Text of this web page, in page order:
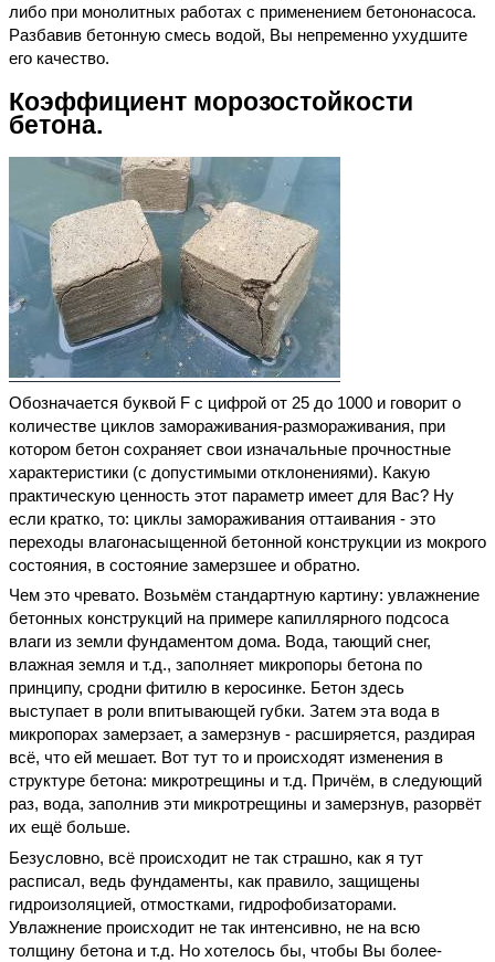
либо при монолитных работах с применением бетононасоса.
Разбавив бетонную смесь водой, Вы непременно ухудшите
его качество.
Коэффициент морозостойкости
бетона.
Обозначается буквой F с цифрой от 25 до 1000 и говорит о
количестве циклов замораживания-размораживания, при
котором бетон сохраняет свои изначальные прочностные
характеристики (с допустимыми отклонениями). Какую
практическую ценность этот параметр имеет для Вас? Ну
если кратко, то: циклы замораживания оттаивания - это
переходы влагонасыщенной бетонной конструкции из мокрого
состояния, в состояние замерзшее и обратно.
Чем это чревато. Возьмём стандартную картину: увлажнение
бетонных конструкций на примере капиллярного подсоса
влаги из земли фундаментом дома. Вода, тающий снег,
влажная земля и т.д., заполняет микропоры бетона по
принципу, сродни фитилю в керосинке. Бетон здесь
выступает в роли впитывающей губки. Затем эта вода в
микропорах замерзает, а замерзнув - расширяется, раздирая
всё, что ей мешает. Вот тут то и происходят изменения в
структуре бетона: микротрещины и т.д. Причём, в следующий
раз, вода, заполнив эти микротрещины и замерзнув, разорвёт
их ещё больше.
Безусловно, всё происходит не так страшно, как я тут
расписал, ведь фундаменты, как правило, защищены
гидроизоляцией, отмостками, гидрофобизаторами.
Увлажнение происходит не так интенсивно, не на всю
толщину бетона и т.д. Но хотелось бы, чтобы Вы более-